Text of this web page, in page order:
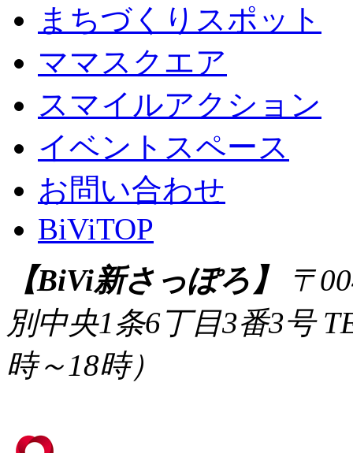
まちづくりスポット
ママスクエア
スマイルアクション
イベントスペース
お問い合わせ
BiViTOP
【BiVi新さっぽろ】
〒
別中央1条6丁目3番3号
時～18時）